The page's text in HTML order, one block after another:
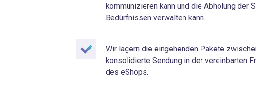
kommunizieren kann und die Abholung der
Bedürfnissen verwalten kann.
Wir lagern die eingehenden Pakete
konsolidierte Sendung in der vereinbarten
des eShops.